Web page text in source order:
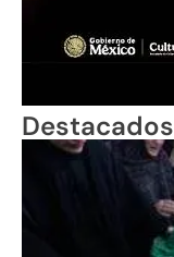
Destacados